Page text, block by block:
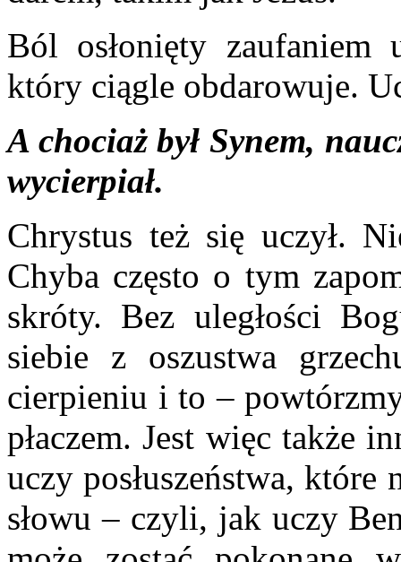
Ból osłonięty zaufaniem
który ciągle obdarowuje.
A chociaż był Synem,
wycierpiał.
Chrystus też się uczył.
Chyba często o tym
skróty. Bez uległości
siebie z oszustwa
cierpieniu i to –
płaczem. Jest więc także
uczy posłuszeństwa, które
słowu – czyli, jak uczy